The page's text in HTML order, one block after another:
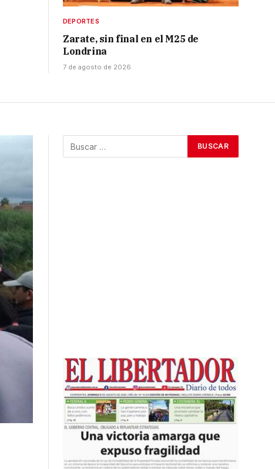
DEPORTES
Zarate, sin final en el M25 de
Londrina
7 de agosto de 2026